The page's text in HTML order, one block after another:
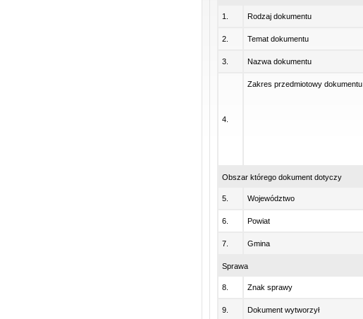
1. Rodzaj dokumentu
2. Temat dokumentu
3. Nazwa dokumentu
4.
Zakres przedmiotowy dokumentu
Obszar którego dokument dotyczy
5. Województwo
6. Powiat
7. Gmina
Sprawa
8. Znak sprawy
9. Dokument wytworzył